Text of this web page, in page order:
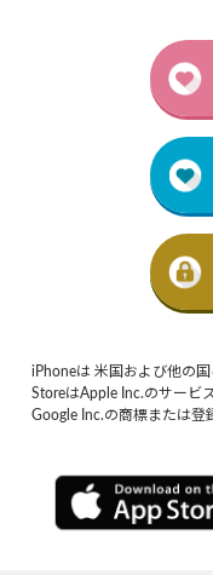
iPhoneは 米国および他の
StoreはApple Inc.のサービ
Google Inc.の商標または登